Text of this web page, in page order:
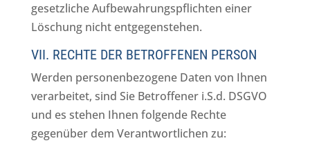
gesetzliche Aufbewahrungspflichten einer
Löschung nicht entgegenstehen.
VII. RECHTE DER BETROFFENEN PERSON
Werden personenbezogene Daten von Ihnen
verarbeitet, sind Sie Betroffener i.S.d. DSGVO
und es stehen Ihnen folgende Rechte
gegenüber dem Verantwortlichen zu: